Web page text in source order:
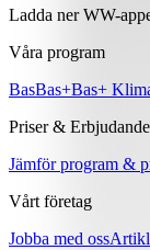
Ladda ner WW-
Våra program
BasBas+Bas+
Priser &
Jämför program &
Vårt företag
Jobba med oss